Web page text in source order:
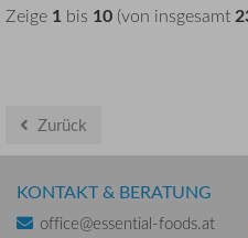
Zeige 1 bis 10 (von insgesamt
Zurück
KONTAKT & BERATUNG
office@essential-foods.at